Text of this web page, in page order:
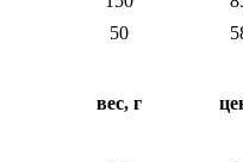
50
вес, г